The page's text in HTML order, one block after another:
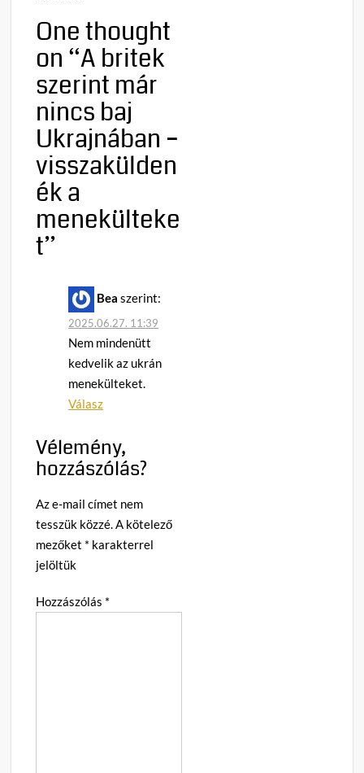
One thought
on “A britek
szerint már
nincs baj
Ukrajnában –
visszakülden
ék a
menekülteke
t”
Bea szerint:
2025.06.27. 11:39
Nem mindenütt
kedvelik az ukrán
menekülteket.
Válasz
Vélemény,
hozzászólás?
Az e-mail címet nem
tesszük közzé.A kötelező
mezőket * karakterrel
jelöltük
Hozzászólás *